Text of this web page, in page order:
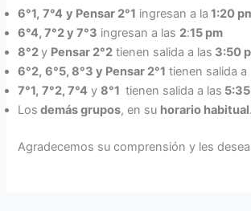
6°1, 7°4 y Pensar 2°1 ingresan a la 1:20
6°4, 7°2 y 7°3 ingresan a las 2:15 pm
8°2y Pensar 2°2 tienen salida a las 3:50
6°2, 6°5,8°3 y Pensar 2°1 tienen salida a
7°1, 7°2, 7°4 y8°1 tienen salida a las
Los demás grupos, en su horario habitual.
Agradecemos su comprensión y les